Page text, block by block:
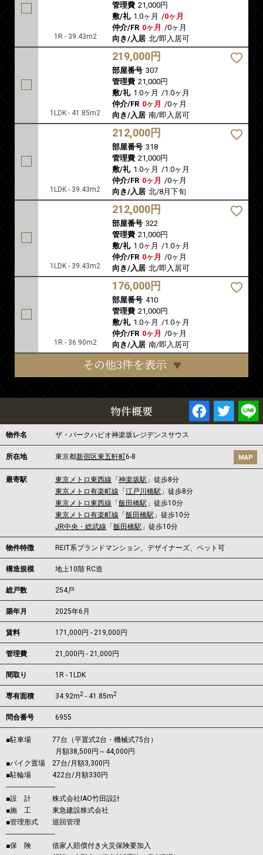
1R - 39.43m2
管理費 21,000円
敷/礼 1.0ヶ月 /0ヶ月
仲介/FR 0ヶ月 /0ヶ月
向き/入居 北/即入居可
1LDK - 41.85m2
219,000円
部屋番号 307
管理費 21,000円
敷/礼 1.0ヶ月 /1.0ヶ月
仲介/FR 0ヶ月 /0ヶ月
向き/入居 南/即入居可
1LDK - 39.43m2
212,000円
部屋番号 318
管理費 21,000円
敷/礼 1.0ヶ月 /1.0ヶ月
仲介/FR 0ヶ月 /0ヶ月
向き/入居 北/8月下旬
1LDK - 39.43m2
212,000円
部屋番号 322
管理費 21,000円
敷/礼 1.0ヶ月 /1.0ヶ月
仲介/FR 0ヶ月 /0ヶ月
向き/入居 北/即入居可
1R - 36.90m2
176,000円
部屋番号 410
管理費 21,000円
敷/礼 1.0ヶ月 /1.0ヶ月
仲介/FR 0ヶ月 /0ヶ月
向き/入居 南/即入居可
その他3件を表示
物件概要
物件名 ザ・パークハビオ神楽坂レジデンスサウス
所在地 東京都新宿区東五軒町6-8 MAP
最寄駅 東京メトロ東西線 「 神楽坂駅 」徒歩8分
東京メトロ有楽町線 「 江戸川橋駅 」徒歩8分
東京メトロ東西線 「 飯田橋駅 」徒歩10分
東京メトロ有楽町線 「 飯田橋駅 」徒歩10分
JR中央・総武線 「 飯田橋駅 」徒歩10分
物件特徴 REIT系ブランドマンション、デザイナーズ、ペット可
構造規模 地上10階 RC造
総戸数 254戸
築年月 2025年6月
賃料 171,000円 - 219,000円
管理費 21,000円 - 21,000円
間取り 1R - 1LDK
専有面積 34.92m2 - 41.85m2
問合番号 6955
■駐車場 77台（平置式2台・機械式75台）
月額38,500円～44,000円
■バイク置場 27台/月額3,300円
■駐輪場 422台/月額330円
―――――――
■設 計 株式会社IAO竹田設計
■施 工 東急建設株式会社
■管理形式 巡回管理
―――――――
■保 険 借家人賠償付き火災保険要加入